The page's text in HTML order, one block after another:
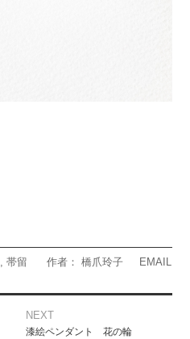
, 帯留 作者： 橋爪玲子
EMAIL
NEXT
漆絵ペンダント 花の輪